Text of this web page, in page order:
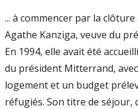
... à commencer par la
Agathe Kanziga, veuve du
En 1994, elle avait été
du président Mitterrand,
logement et un budget
réfugiés. Son titre de séjour,